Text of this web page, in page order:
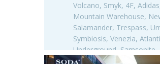
Volcano, Smyk, 4F,
Mountain Warehouse,
Salamander, Trespass,
Symbiosis, Venezia,
Underground,
Home Outlet, Empik,